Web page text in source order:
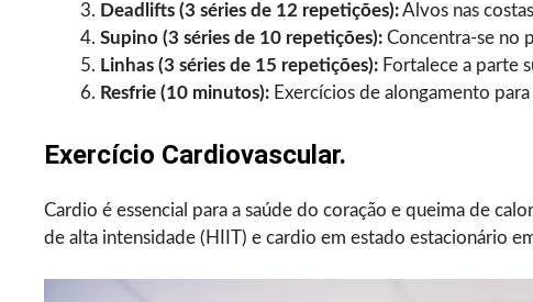
Deadlifts (3 séries de 12 repetições):Alvos nas
Supino (3 séries de 10 repetições): Concentra-se no
Linhas (3 séries de 15 repetições): Fortalece a parte
Resfrie (10 minutos): Exercícios de alongamento
Exercício Cardiovascular.
Cardio é essencial para a saúde do coração e queima de
de alta intensidade (HIIT) e cardio em estado estacionário